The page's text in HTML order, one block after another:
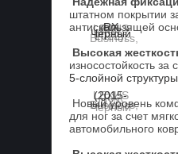
штатном покрытии
антискользящей
Высокая
износостойкость за
5-слойной структуры
Новый уровень
для ног за счет
автомобильного